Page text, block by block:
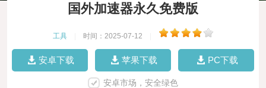
国外加速器永久免费版
工具 时间：2025-07-12
安卓下载 苹果下载 PC下载
安卓市场，安全绿色